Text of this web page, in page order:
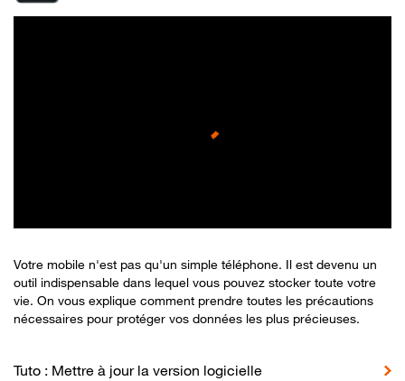
Votre mobile n'est pas qu'un simple téléphone. Il est devenu un
outil indispensable dans lequel vous pouvez stocker toute votre
vie. On vous explique comment prendre toutes les précautions
nécessaires pour protéger vos données les plus précieuses.
Tuto : Mettre à jour la version logicielle